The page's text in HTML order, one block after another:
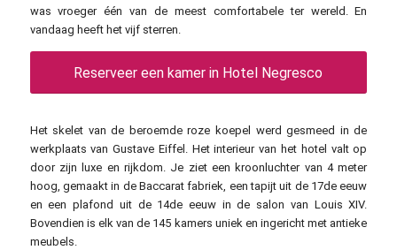
was vroeger één van de meest comfortabele ter wereld. En
vandaag heeft het vijf sterren.
Reserveer een kamer in Hotel Negresco
Het skelet van de beroemde roze koepel werd gesmeed in de
werkplaats van Gustave Eiffel. Het interieur van het hotel valt op
door zijn luxe en rijkdom. Je ziet een kroonluchter van 4 meter
hoog, gemaakt in de Baccarat fabriek, een tapijt uit de 17de eeuw
en een plafond uit de 14de eeuw in de salon van Louis XIV.
Bovendien is elk van de 145 kamers uniek en ingericht met antieke
meubels.